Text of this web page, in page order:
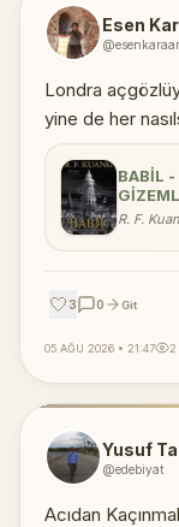
Esen
Londra
yine de her
BABIL -
R. F.
🤍 3 0 Git
05 AĞU 2026 • 21:47 2
Yusuf
@edebiyat
Acıdan